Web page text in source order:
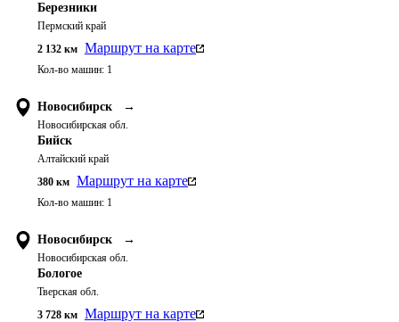
Березники
Пермский край
2 132 км Маршрут на карте
Кол-во машин: 1
Новосибирск →
Новосибирская обл.
Бийск
Алтайский край
380 км Маршрут на карте
Кол-во машин: 1
Новосибирск →
Новосибирская обл.
Бологое
Тверская обл.
3 728 км Маршрут на карте